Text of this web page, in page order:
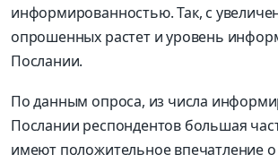
информированностью. Так, с
опрошенных растет и уровень
Послании.
По данным опроса, из числа
Послании респондентов большая
имеют положительное впечатление